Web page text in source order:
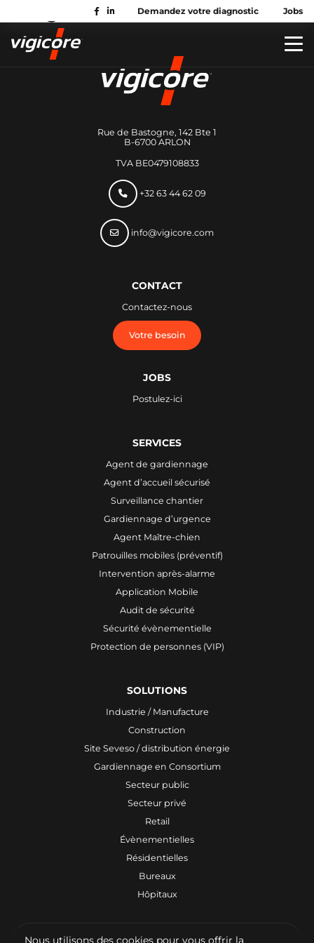
Demandez votre diagnostic Jobs
Catégorie Services :Autres
Rue de Bastogne, 142 Bte 1
B-6700 ARLON
TVA BE0479108833
+32 63 44 62 09
info@vigicore.com
SERVICES
Agent de gardiennage
Agent d’accueil sécurisé
Surveillance chantier
Gardiennage d’urgence
Agent Maître-chien
Patrouilles mobiles (préventif)
Intervention après-alarme
Application Mobile
Audit de sécurité
Sécurité évènementielle
Protection de personnes (VIP)
SOLUTIONS
Industrie / Manufacture
Construction
Site Seveso / distribution énergie
Gardiennage en Consortium
Secteur public
Secteur privé
Retail
Évènementielles
Résidentielles
Bureaux
Hôpitaux
CONTACT
Contactez-nous
Votre besoin
JOBS
Postulez-ici
Nous utilisons des cookies pour vous offrir la